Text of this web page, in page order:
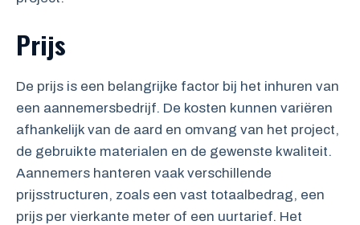
Prijs
De prijs is een belangrijke factor bij het inhuren van
een aannemersbedrijf. De kosten kunnen variëren
afhankelijk van de aard en omvang van het project,
de gebruikte materialen en de gewenste kwaliteit.
Aannemers hanteren vaak verschillende
prijsstructuren, zoals een vast totaalbedrag, een
prijs per vierkante meter of een uurtarief. Het